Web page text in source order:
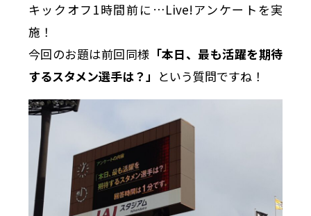
キックオフ1時間前に…Live!アンケートを実
施！
今回のお題は前回同様 「本日、最も活躍を期待
するスタメン選手は？」 という質問ですね！